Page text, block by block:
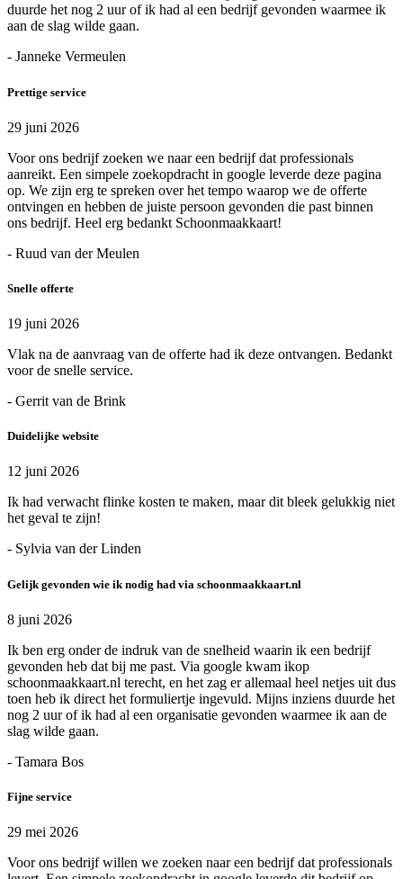
duurde het nog 2 uur of ik had al een bedrijf gevonden waarmee ik
aan de slag wilde gaan.
- Janneke Vermeulen
Prettige service
29 juni 2026
Voor ons bedrijf zoeken we naar een bedrijf dat professionals
aanreikt. Een simpele zoekopdracht in google leverde deze pagina
op. We zijn erg te spreken over het tempo waarop we de offerte
ontvingen en hebben de juiste persoon gevonden die past binnen
ons bedrijf. Heel erg bedankt Schoonmaakkaart!
- Ruud van der Meulen
Snelle offerte
19 juni 2026
Vlak na de aanvraag van de offerte had ik deze ontvangen. Bedankt
voor de snelle service.
- Gerrit van de Brink
Duidelijke website
12 juni 2026
Ik had verwacht flinke kosten te maken, maar dit bleek gelukkig niet
het geval te zijn!
- Sylvia van der Linden
Gelijk gevonden wie ik nodig had via schoonmaakkaart.nl
8 juni 2026
Ik ben erg onder de indruk van de snelheid waarin ik een bedrijf
gevonden heb dat bij me past. Via google kwam ikop
schoonmaakkaart.nl terecht, en het zag er allemaal heel netjes uit dus
toen heb ik direct het formuliertje ingevuld. Mijns inziens duurde het
nog 2 uur of ik had al een organisatie gevonden waarmee ik aan de
slag wilde gaan.
- Tamara Bos
Fijne service
29 mei 2026
Voor ons bedrijf willen we zoeken naar een bedrijf dat professionals